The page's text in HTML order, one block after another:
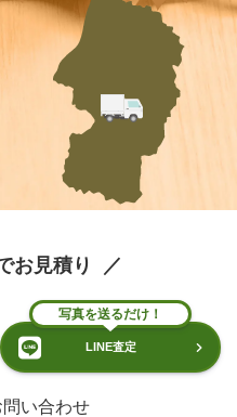
お見積り
写真を送るだけ！
LINE査定
い合わせ